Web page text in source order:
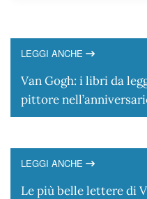
LEGGI ANCHE
Van Gogh: i libri da
pittore
LEGGI ANCHE
Le più belle lettere di